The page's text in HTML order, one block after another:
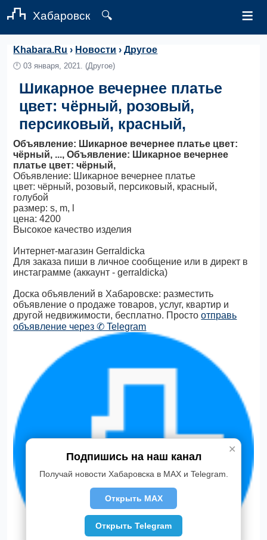
Хабаровск 🔍 ≡
Khabara.Ru › Новости ›Другое
🕛03 января, 2021. (Другое)
Шикарное вечернее платье
цвет: чёрный, розовый,
персиковый, красный,
Объявление: Шикарное вечернее платье цвет:
чёрный, ..., Объявление: Шикарное вечернее
платье цвет: чёрный,
Объявление: Шикарное вечернее платье
цвет: чёрный, розовый, персиковый, красный,
голубой
размер: s, m, l
цена: 4200
Высокое качество изделия
Интернет-магазин Gerraldicka
Для заказа пиши в личное сообщение или в директ в
инстаграмме (аккаунт - gerraldicka)
Доска объявлений в Хабаровске: разместить
объявление о продаже товаров, услуг, квартир и
другой недвижимости, бесплатно. Простоотправь
объявление через ✆ Telegram
✕
Подпишись на наш канал
Получай новости Хабаровска в MAX и Telegram.
Открыть MAX
Открыть Telegram